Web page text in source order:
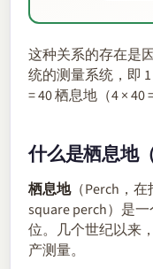
这种关系的存在是
统的测量系统，即
= 40 栖息地（4 × 40
什么是栖息地
栖息地（Perch，
square perch）是
位。几个世纪以来
产测量。